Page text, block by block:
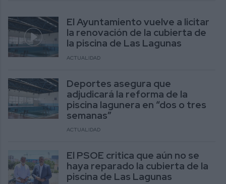
El Ayuntamiento vuelve a licitar
la renovación de la cubierta de
la piscina de Las Lagunas
ACTUALIDAD
Deportes asegura que
adjudicará la reforma de la
piscina lagunera en “dos o tres
semanas”
ACTUALIDAD
El PSOE critica que aún no se
haya reparado la cubierta de la
piscina de Las Lagunas